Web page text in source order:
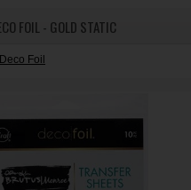
FOIL - GOLD STATIC
Foil